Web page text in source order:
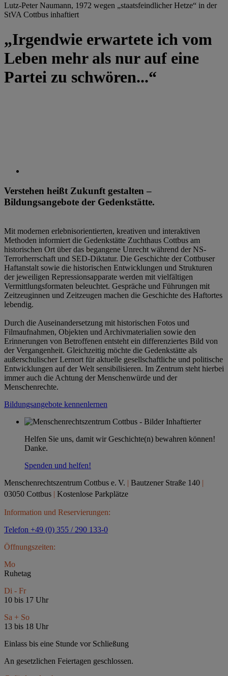
Lutz-Peter Naumann, 1972 wegen „staatsfeindlicher Hetze“ in der
StVA Cottbus inhaftiert
„Irgendwie erwartete ich vom
Leben mehr als nur auf eine
Partei zu schwören...“
Verstehen heißt Zukunft gestalten –
Bildungsangebote der Gedenkstätte.
Mit modernen erlebnisorientierten, kreativen und interaktiven
Methoden informiert die Gedenkstätte Zuchthaus Cottbus am
historischen Ort über das begangene Unrecht während der NS-
Terrorherrschaft und SED-Diktatur. Die Geschichte der Cottbuser
Haftanstalt sowie die historischen Entwicklungen und Strukturen
der jeweiligen Repressionsapparate werden mit vielfältigen
Vermittlungsformaten beleuchtet. Gespräche und Führungen mit
Zeitzeuginnen und Zeitzeugen machen die Geschichte des Haftortes
lebendig.
Durch die Auseinandersetzung mit historischen Fotos und
Filmaufnahmen, Objekten und Archivmaterialien sowie den
Erinnerungen von Betroffenen entsteht ein differenziertes Bild von
der Vergangenheit. Gleichzeitig möchte die Gedenkstätte als
außerschulischer Lernort für aktuelle gesellschaftliche und politische
Entwicklungen auf der Welt sensibilisieren. Im Zentrum steht hierbei
immer auch die Achtung der Menschenwürde und der
Menschenrechte.
Bildungsangebote kennenlernen
Helfen Sie uns, damit wir Geschichte(n) bewahren können!
Danke.
Spenden und helfen!
Menschenrechtszentrum Cottbus e. V. | Bautzener Straße 140 |
03050 Cottbus | Kostenlose Parkplätze
Information und Reservierungen:
Telefon +49 (0) 355 / 290 133-0
Öffnungszeiten:
Mo
Ruhetag
Di - Fr
10 bis 17 Uhr
Sa + So
13 bis 18 Uhr
Einlass bis eine Stunde vor Schließung
An gesetzlichen Feiertagen geschlossen.